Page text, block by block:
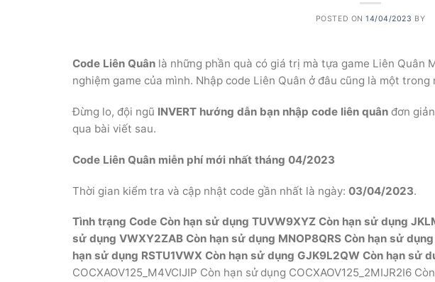
POSTED ON14/04/2023 BY
Code Liên Quân là những phần quà có giá trị mà tựa game Liên Quân
nghiệm game của mình. Nhập code Liên Quân ở đâu cũng là một
Đừng lo, đội ngũ INVERT hướng dẫn bạn nhập code liên quân đơn
qua bài viết sau.
Code Liên Quân miễn phí mới nhất tháng 04/2023
Thời gian kiểm tra và cập nhật code gần nhất là ngày: 03/04/2023.
Tình trạng Code Còn hạn sử dụng TUVW9XYZ Còn hạn sử dụng
sử dụng VWXY2ZAB Còn hạn sử dụng MNOP8QRS Còn hạn sử dụng
hạn sử dụng RSTU1VWX Còn hạn sử dụng GJK9L2QW Còn hạn sử
COCXAOV125_M4VCIJIP Còn hạn sử dụng COCXAOV125_2MIJR2I6